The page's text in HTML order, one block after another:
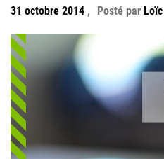
31 octobre 2014 , Posté par Loïc